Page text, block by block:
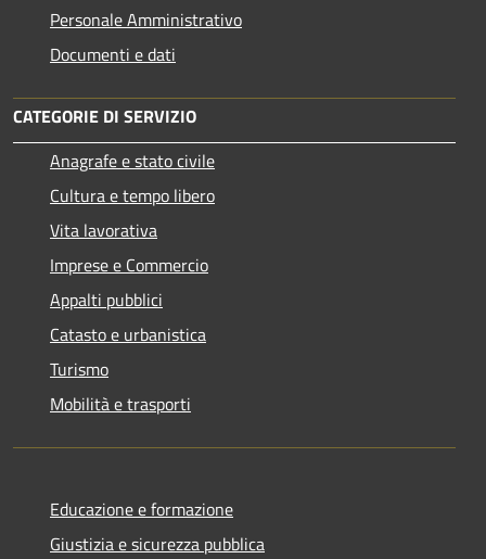
Personale Amministrativo
Documenti e dati
CATEGORIE DI SERVIZIO
Anagrafe e stato civile
Cultura e tempo libero
Vita lavorativa
Imprese e Commercio
Appalti pubblici
Catasto e urbanistica
Turismo
Mobilità e trasporti
Educazione e formazione
Giustizia e sicurezza pubblica